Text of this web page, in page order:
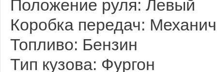
Положение руля: Левый
Коробка передач:
Топливо: Бензин
Тип кузова: Фургон